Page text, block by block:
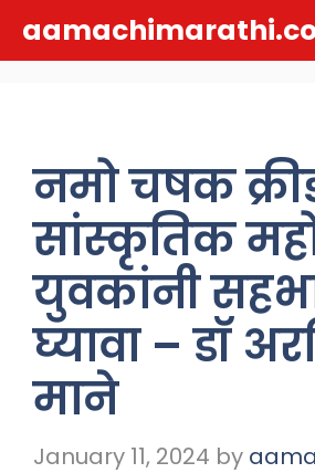
नमो चषक
सांस्कृतिक
युवकांनी
घ्यावा – डॉ
माने
January 11, 2024 by